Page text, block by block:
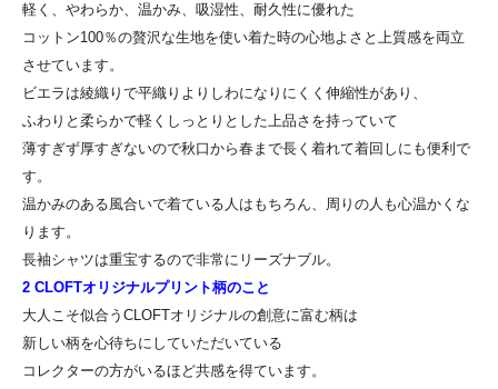
軽く、やわらか、温かみ、吸湿性、耐久性に優れた
コットン100％の贅沢な生地を使い着た時の心地よさと上質感を両立
させています。
ビエラは綾織りで平織りよりしわになりにくく伸縮性があり、
ふわりと柔らかで軽くしっとりとした上品さを持っていて
薄すぎず厚すぎないので秋口から春まで長く着れて着回しにも便利で
す。
温かみのある風合いで着ている人はもちろん、周りの人も心温かくな
ります。
長袖シャツは重宝するので非常にリーズナブル。
2 CLOFTオリジナルプリント柄のこと
大人こそ似合うCLOFTオリジナルの創意に富む柄は
新しい柄を心待ちにしていただいている
コレクターの方がいるほど共感を得ています。